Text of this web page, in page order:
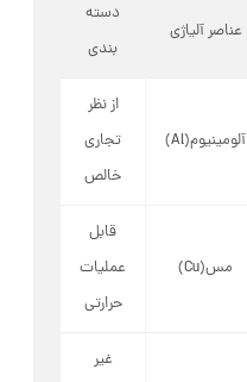
عناصر آلیاژی
دسته
بندی
آلومینیوم(Al)
از نظر
تجاری
خالص
مس(Cu)
قابل
عملیات
حرارتی
غیر